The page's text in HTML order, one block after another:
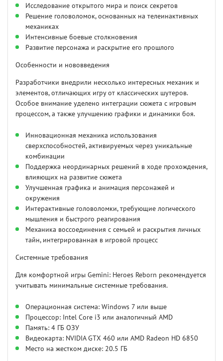
Исследование открытого мира и поиск секретов
Решение головоломок, основанных на телеинактивных
механиках
Интенсивные боевые столкновения
Развитие персонажа и раскрытие его прошлого
Особенности и нововведения
Разработчики внедрили несколько интересных механик и
элементов, отличающих игру от классических шутеров.
Особое внимание уделено интеграции сюжета с игровым
процессом, а также улучшению графики и динамики боя.
Инновационная механика использования
сверхспособностей, активируемых через уникальные
комбинации
Поддержка неординарных решений в ходе прохождения,
влияющих на развитие сюжета
Улучшенная графика и анимация персонажей и
окружения
Интерактивные головоломки, требующие логического
мышления и быстрого реагирования
Механика воссоединения с семьей и раскрытия личных
тайн, интегрированная в игровой процесс
Системные требования
Для комфортной игры Gemini: Heroes Reborn рекомендуется
учитывать минимальные системные требования.
Операционная система: Windows 7 или выше
Процессор: Intel Core i3 или аналогичный AMD
Память: 4 ГБ ОЗУ
Видеокарта: NVIDIA GTX 460 или AMD Radeon HD 6850
Место на жестком диске: 20.5 ГБ